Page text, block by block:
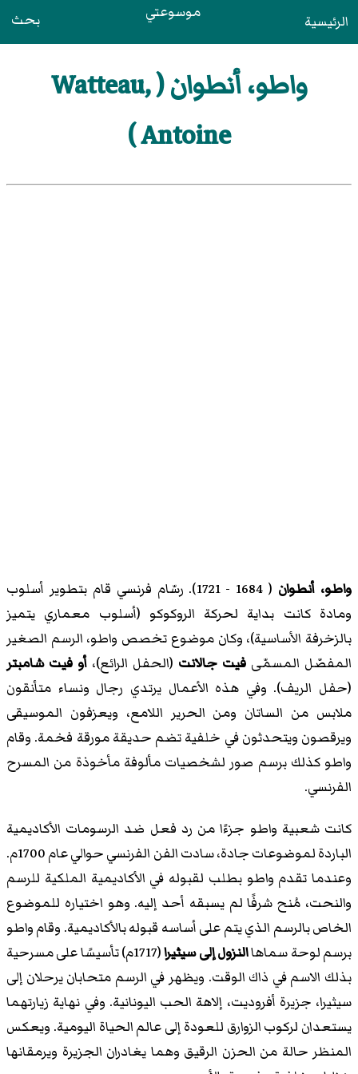
الرئيسية موسوعتي بحث
واطو، أنطوان ( Watteau,
Antoine )
واطو، أنطوان
( 1684 - 1721). رسّام فرنسي قام بتطوير أسلوب
ومادة كانت بداية لحركة الروكوكو (أسلوب معماري يتميز
بالزخرفة الأساسية)، وكان موضوع تخصص واطو، الرسم الصغير
المفصّل المسمّى فيت جالانت (الحفل الرائع)، أو فيت شامبتر
(حفل الريف). وفي هذه الأعمال يرتدي رجال ونساء متأنقون
ملابس من الساتان ومن الحرير اللامع، ويعزفون الموسيقى
ويرقصون ويتحدثون في خلفية تضم حديقة مورقة فخمة. وقام
واطو كذلك برسم صور لشخصيات مألوفة مأخوذة من المسرح
الفرنسي.
كانت شعبية واطو جزءًا من رد فعل ضد الرسومات الأكاديمية
الباردة لموضوعات جادة، سادت الفن الفرنسي حوالي عام 1700م.
وعندما تقدم واطو بطلب لقبوله في الأكاديمية الملكية للرسم
والنحت، مُنح شرفًا لم يسبقه أحد إليه. وهو اختياره للموضوع
الخاص بالرسم الذي يتم على أساسه قبوله بالأكاديمية. وقام واطو
برسم لوحة سماهاالنزول إلى سيثيرا
(1717م) تأسيسًا على مسرحية
بذلك الاسم في ذاك الوقت. ويظهر في الرسم متحابان يرحلان إلى
سيثيرا، جزيرة أفروديت، إلاهة الحب اليونانية. وفي نهاية زيارتهما
يستعدان لركوب الزوارق للعودة إلى عالم الحياة اليومية. ويعكس
المنظر حالة من الحزن الرقيق وهما يغادران الجزيرة ويرمقانها